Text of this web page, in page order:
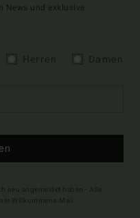
News und exklusive